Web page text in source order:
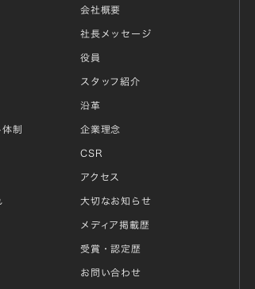
制
会社概要
社長メッセージ
役員
スタッフ紹介
沿革
企業理念
CSR
アクセス
大切なお知らせ
メディア掲載歴
受賞・認定歴
お問い合わせ